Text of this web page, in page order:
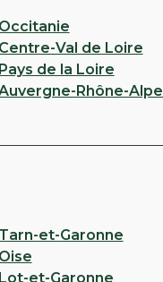
Occitanie
Centre-Val de Loire
Pays de la Loire
Rhône-
Tarn-et-Garonne
Oise
Lot-et-Garonne